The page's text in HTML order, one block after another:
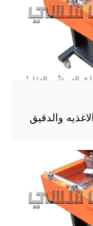
والدقيق